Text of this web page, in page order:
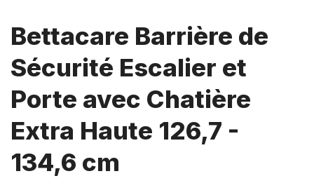
Bettacare Barrière de
Sécurité Escalier et
Porte avec Chatière
Extra Haute 126,7 -
134,6 cm